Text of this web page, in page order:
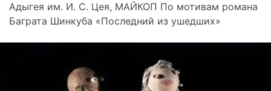
Адыгея им. И. С. Цея, МАЙКОП По мотивам романа
Баграта Шинкуба «Последний из ушедших»